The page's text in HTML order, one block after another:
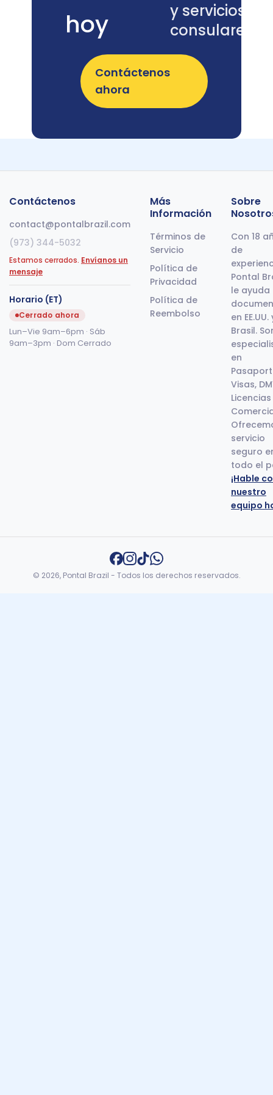
hoy
y servicios
consulares.
Contáctenos
ahora
Contáctenos
contact@pontalbrazil.com
(973) 344-5032
Estamos cerrados. Envíanos un
mensaje
Horario (ET)
Cerrado ahora
Lun–Vie 9am–6pm · Sáb
9am–3pm · Dom Cerrado
Más
Información
Términos de
Servicio
Política de
Privacidad
Política de
Reembolso
Sobre
Con 18
de
Pontal
le ayuda
en EE.UU.
Brasil.
en
Visas,
Licencias
servicio
seguro
todo el
¡Hable
nuestro
equipo
© 2026, Pontal Brazil - Todos los derechos reservados.